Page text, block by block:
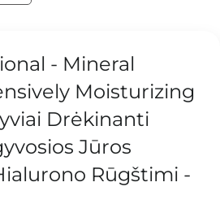
- Mineral
Moisturizing
Drėkinanti
Jūros
Rūgštimi -